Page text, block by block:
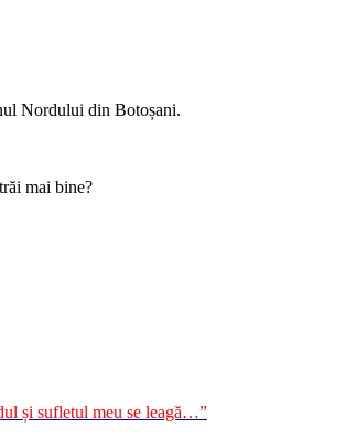
Nordului din Botoșani.
mai bine?
și sufletul meu se leagă…”